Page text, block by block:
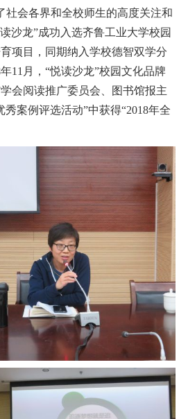
社会各界和全校师生的高度关注和
沙龙”成功入选齐鲁工业大学校园
项目，同期纳入学校德智双学分
11月，“悦读沙龙”校园文化品牌
会阅读推广委员会、图书馆报主
秀案例评选活动”中获得“2018年全